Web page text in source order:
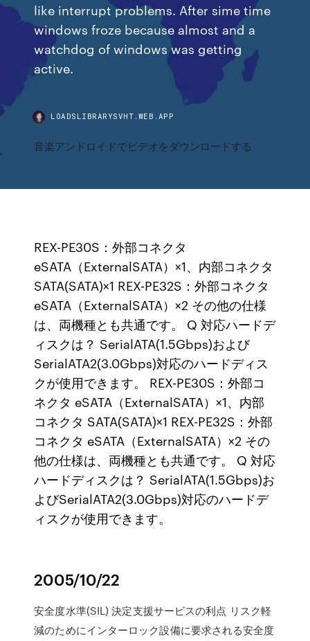
like interrupt problems. After sime time
windows froze because almost and a
watchdog of windows was getting
active.
LOADSLIBRARYSVHT.WEB.APP
音楽アンドロイドでビデオをダウンロードする
REX-PE30S：外部コネクタ
eSATA（ExternalSATA）×1、内部コネクタ
SATA(SATA)×1 REX-PE32S：外部コネクタ
eSATA（ExternalSATA）×2 その他の仕様
は、両機種とも共通です。 Q 対応ハードデ
ィスクは？ SerialATA(1.5Gbps)および
SerialATA2(3.0Gbps)対応のハードディス
クが使用できます。 REX-PE30S：外部コ
ネクタ eSATA（ExternalSATA）×1、内部
コネクタ SATA(SATA)×1 REX-PE32S：外部
コネクタ eSATA（ExternalSATA）×2 その
他の仕様は、両機種とも共通です。 Q 対応
ハードディスクは？ SerialATA(1.5Gbps)お
よびSerialATA2(3.0Gbps)対応のハードデ
ィスクが使用できます。
2005/10/22
安全度水準(SIL) 決定支援サービスの利点 リスク軽
減のためにインターロック設備に要求される安全度